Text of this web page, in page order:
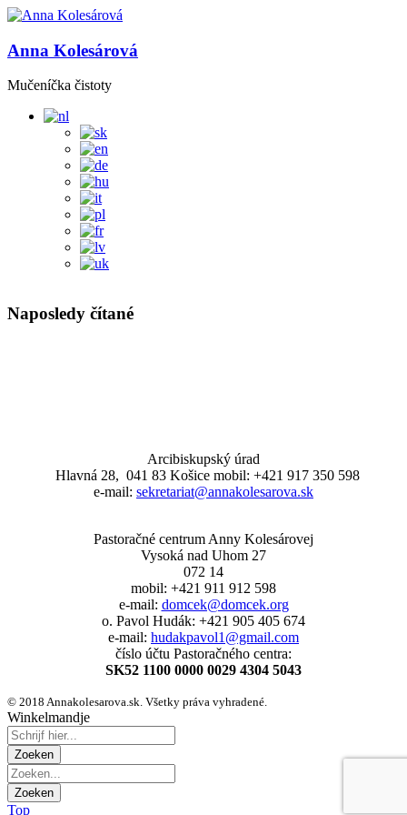
Anna Kolesárová
Mučeníčka čistoty
Naposledy čítané
Arcibiskupský úrad
Hlavná 28, 041 83 Košice mobil: +421 917 350 598
e-mail: sekretariat@annakolesarova.sk
Pastoračné centrum Anny Kolesárovej
Vysoká nad Uhom 27
072 14
mobil: +421 911 912 598
e-mail: domcek@domcek.org
o. Pavol Hudák: +421 905 405 674
e-mail: hudakpavol1@gmail.com
číslo účtu Pastoračného centra:
SK52 1100 0000 0029 4304 5043
© 2018 Annakolesarova.sk. Všetky práva vyhradené.
Winkelmandje
Top